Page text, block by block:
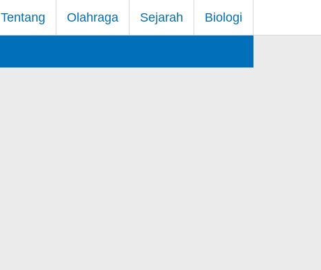
Tentang Olahraga Sejarah Biologi